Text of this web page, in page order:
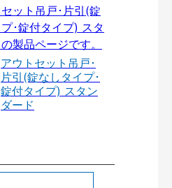
アウトセット吊戸･
片引(錠なしタイプ･
錠付タイプ) スタン
ダード